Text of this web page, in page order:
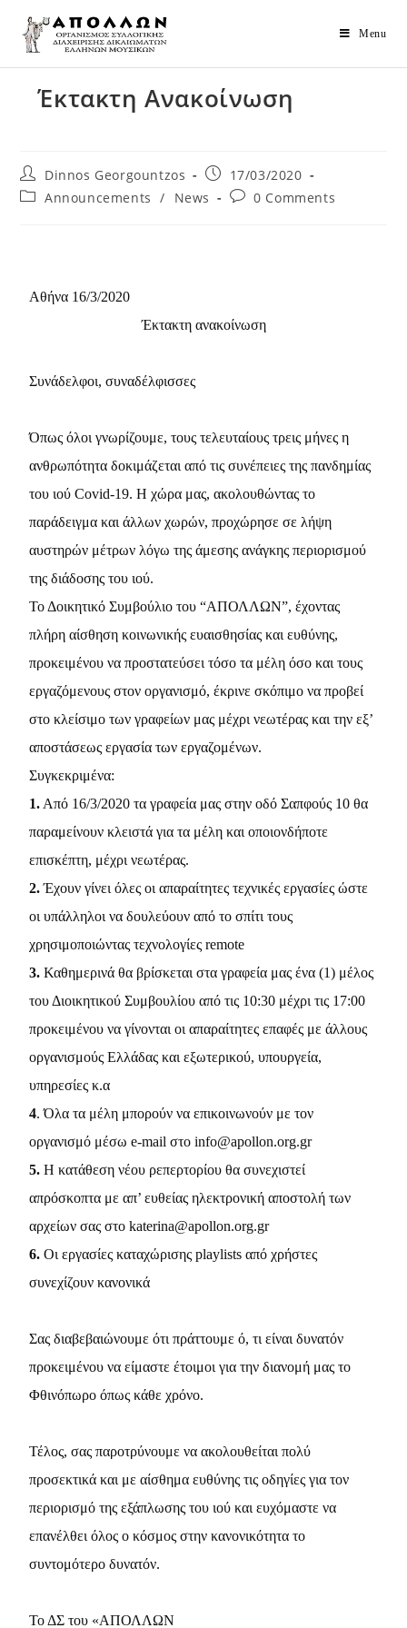
Menu
Έκτακτη Aνακοίνωση
Dinnos Georgountzos
17/03/2020
Announcements
/ News 0 Comments
Αθήνα 16/3/2020
Έκτακτη ανακοίνωση
Συνάδελφοι, συναδέλφισσες
Όπως όλοι γνωρίζουμε, τους τελευταίους τρεις μήνες η
ανθρωπότητα δοκιμάζεται από τις συνέπειες της πανδημίας
του ιού Covid-19. Η χώρα μας, ακολουθώντας το
παράδειγμα και άλλων χωρών, προχώρησε σε λήψη
αυστηρών μέτρων λόγω της άμεσης ανάγκης περιορισμού
της διάδοσης του ιού.
Το Δοικητικό Συμβούλιο του “ΑΠΟΛΛΩΝ”, έχοντας
πλήρη αίσθηση κοινωνικής ευαισθησίας και ευθύνης,
προκειμένου να προστατεύσει τόσο τα μέλη όσο και τους
εργαζόμενους στον οργανισμό, έκρινε σκόπιμο να προβεί
στο κλείσιμο των γραφείων μας μέχρι νεωτέρας και την εξ’
αποστάσεως εργασία των εργαζομένων.
Συγκεκριμένα:
1. Από 16/3/2020 τα γραφεία μας στην οδό Σαπφούς 10 θα
παραμείνουν κλειστά για τα μέλη και οποιονδήποτε
επισκέπτη, μέχρι νεωτέρας.
2.Έχουν γίνει όλες οι απαραίτητες τεχνικές εργασίες ώστε
οι υπάλληλοι να δουλεύουν από το σπίτι τους
χρησιμοποιώντας τεχνολογίες remote
3. Καθημερινά θα βρίσκεται στα γραφεία μας ένα (1) μέλος
του Διοικητικού Συμβουλίου από τις 10:30 μέχρι τις 17:00
προκειμένου να γίνονται οι απαραίτητες επαφές με άλλους
οργανισμούς Ελλάδας και εξωτερικού, υπουργεία,
υπηρεσίες κ.α
4. Όλα τα μέλη μπορούν να επικοινωνούν με τον
οργανισμό μέσω e-mail στο info@apollon.org.gr
5. Η κατάθεση νέου ρεπερτορίου θα συνεχιστεί
απρόσκοπτα με απ’ ευθείας ηλεκτρονική αποστολή των
αρχείων σας στο katerina@apollon.org.gr
6. Οι εργασίες καταχώρισης playlists από χρήστες
συνεχίζουν κανονικά
Σας διαβεβαιώνουμε ότι πράττουμε ό, τι είναι δυνατόν
προκειμένου να είμαστε έτοιμοι για την διανομή μας το
Φθινόπωρο όπως κάθε χρόνο.
Τέλος, σας παροτρύνουμε να ακολουθείται πολύ
προσεκτικά και με αίσθημα ευθύνης τις οδηγίες για τον
περιορισμό της εξάπλωσης του ιού και ευχόμαστε να
επανέλθει όλος ο κόσμος στην κανονικότητα το
συντομότερο δυνατόν.
Το ΔΣ του «ΑΠΟΛΛΩΝ